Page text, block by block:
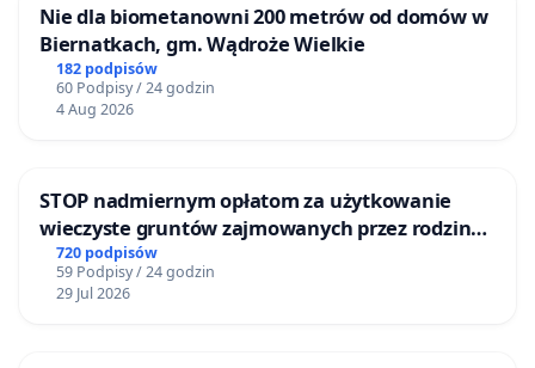
Nie dla biometanowni 200 metrów od domów w
Biernatkach, gm. Wądroże Wielkie
182 podpisów
60 Podpisy / 24 godzin
4 Aug 2026
STOP nadmiernym opłatom za użytkowanie
wieczyste gruntów zajmowanych przez rodzinne
ogrody działkowe.
720 podpisów
59 Podpisy / 24 godzin
29 Jul 2026